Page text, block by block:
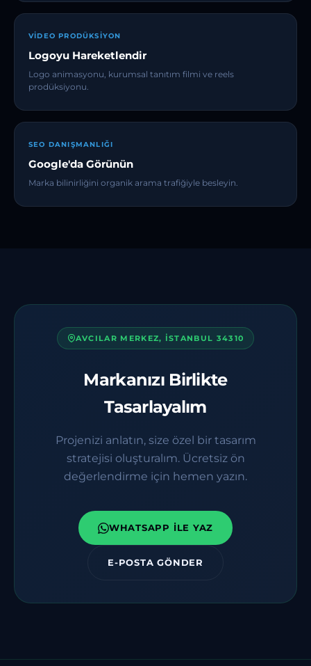
VIDEO PRODÜKSIYON
Logoyu Hareketlendir
Logo animasyonu, kurumsal tanıtım filmi ve reels
prodüksiyonu.
SEO DANIŞMANLIĞI
Google'da Görünün
Marka bilinirliğini organik arama trafiğiyle besleyin.
AVCILAR MERKEZ, İSTANBUL 34310
Markanızı Birlikte
Tasarlayalım
Projenizi anlatın, size özel bir tasarım
stratejisi oluşturalım. Ücretsiz ön
değerlendirme için hemen yazın.
WHATSAPP ILE YAZ
E-POSTA GÖNDER